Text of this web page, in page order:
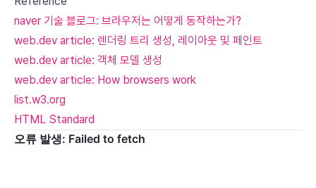
naver 기술 블로그: 브라우저는 어떻게 동작하는가?
web.dev article: 렌더링 트리 생성, 레이아웃 및 페인트
web.dev article: 객체 모델 생성
web.dev article: How browsers work
list.w3.org
HTML Standard